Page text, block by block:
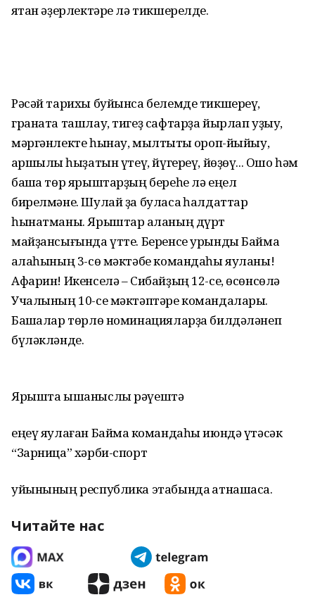
яҡтан әҙерлектәре лә тикшерелде.
Рәсәй тарихы буйынса белемде тикшереү,
граната ташлау, тигеҙ сафтарҙа йырлап уҙыу,
мәргәнлекте һынау, мылтыҡты ҡороп-йыйыу,
ҡаршылыҡ һыҙатын үтеү, йүгереү, йөҙөү... Ошо һәм
башҡа төр ярыштарҙың береһе лә еңел
бирелмәне. Шулай ҙа буласаҡ һалдаттар
һынатманы. Ярыштар ҡаланың дүрт
майҙансығында үтте. Беренсе урынды Баймаҡ
ҡалаһының 3-сө мәктәбе командаһы яуланы!
Афарин! Икенселә – Сибайҙың 12-се, өсөнсөлә
Учалының 10-се мәктәптәре командалары.
Башҡалар төрлө номинацияларҙа билдәләнеп
бүләкләнде.
Ярышта ышаныслы рәүештә
еңеү яулаған Баймаҡ командаһы июндә үтәсәк
“Зарница” хәрби-спорт
уйынының республика этабында ҡатнашасаҡ.
Читайте нас